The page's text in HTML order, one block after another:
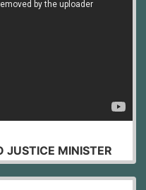
JUSTICE MINISTER